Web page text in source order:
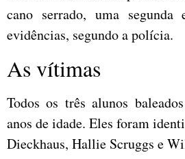
cano serrado, uma segunda
evidências, segundo a polícia.
As vítimas
Todos os três alunos
anos de idade. Eles foram
Dieckhaus, Hallie Scruggs e